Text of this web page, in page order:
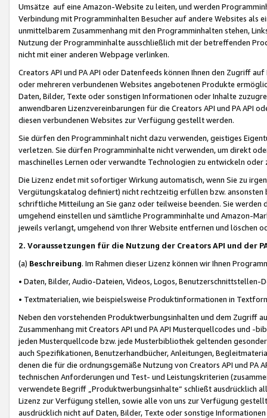
Umsätze auf eine Amazon-Website zu leiten, und werden
Verbindung mit Programminhalten Besucher auf andere Websites als
unmittelbarem Zusammenhang mit den Programminhalten stehen,
Nutzung der Programminhalte ausschließlich mit der betreffenden
nicht mit einer anderen Webpage verlinken.
Creators API und PA API oder Datenfeeds können Ihnen den Zugriff
oder mehreren verbundenen Websites angebotenen Produkte
Daten, Bilder, Texte oder sonstigen Informationen oder Inhalte
anwendbaren Lizenzvereinbarungen für die Creators API und PA API
diesen verbundenen Websites zur Verfügung gestellt werden.
Sie dürfen den Programminhalt nicht dazu verwenden, geistiges
verletzen. Sie dürfen Programminhalte nicht verwenden, um direkt
maschinelles Lernen oder verwandte Technologien zu entwickeln
Die Lizenz endet mit sofortiger Wirkung automatisch, wenn Sie zu
Vergütungskatalog definiert) nicht rechtzeitig erfüllen bzw. ansonsten
schriftliche Mitteilung an Sie ganz oder teilweise beenden. Sie werden
umgehend einstellen und sämtliche Programminhalte und Amazon-
jeweils verlangt, umgehend von Ihrer Website entfernen und löschen
2. Voraussetzungen für die Nutzung der Creators API und der
(a) Beschreibung. Im Rahmen dieser Lizenz können wir Ihnen
• Daten, Bilder, Audio-Dateien, Videos, Logos, Benutzerschnittstellen-
• Textmaterialien, wie beispielsweise Produktinformationen in
Neben den vorstehenden Produktwerbungsinhalten und dem Zugriff
Zusammenhang mit Creators API und PA API Musterquellcodes und
jeden Musterquellcode bzw. jede Musterbibliothek geltenden
auch Spezifikationen, Benutzerhandbücher, Anleitungen,
denen die für die ordnungsgemäße Nutzung von Creators API und PA
technischen Anforderungen und Test- und Leistungskriterien
verwendete Begriff „Produktwerbungsinhalte“ schließt ausdrücklich
Lizenz zur Verfügung stellen, sowie alle von uns zur Verfügung
ausdrücklich nicht auf Daten, Bilder, Texte oder sonstige